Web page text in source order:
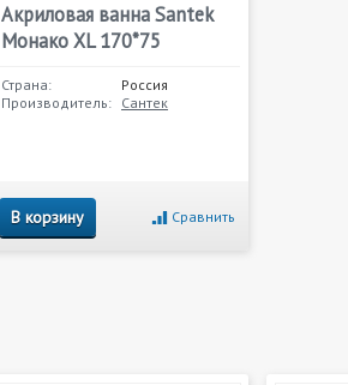
Акриловая ванна Santek
Монако XL 170*75
Страна:
Россия
Производитель: Сантек
В корзину Сравнить